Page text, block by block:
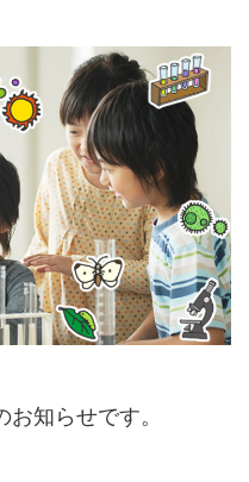
知らせです。